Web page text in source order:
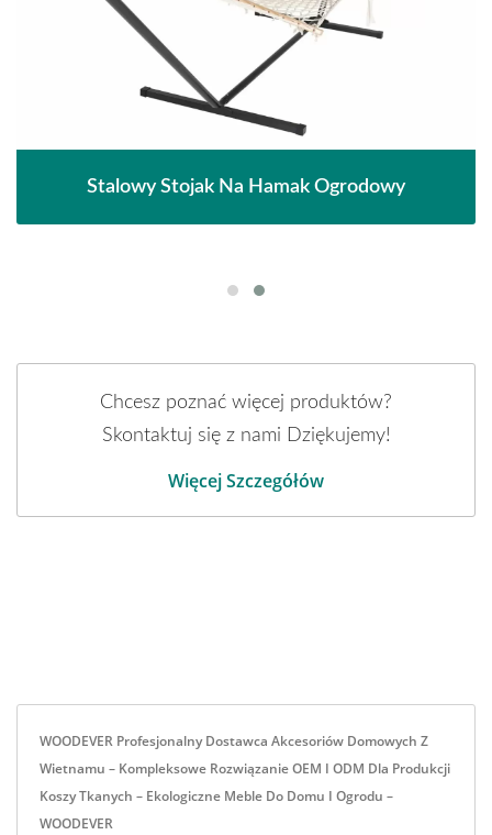
Stalowy Stojak Na Hamak Ogrodowy
Chcesz poznać więcej produktów?
Skontaktuj się z nami Dziękujemy!
Więcej Szczegółów
WOODEVER Profesjonalny Dostawca Akcesoriów Domowych Z
Wietnamu – Kompleksowe Rozwiązanie OEM I ODM Dla Produkcji
Koszy Tkanych – Ekologiczne Meble Do Domu I Ogrodu –
WOODEVER